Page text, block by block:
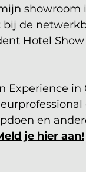
showroom
de
Hotel
Experience
en
je hier aan!